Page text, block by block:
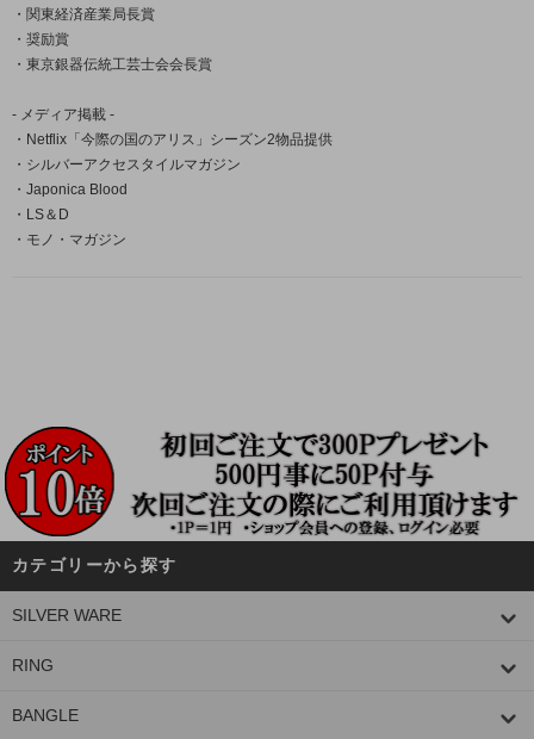
・関東経済産業局長賞
・奨励賞
・東京銀器伝統工芸士会会長賞
- メディア掲載 -
・Netflix「今際の国のアリス」シーズン2物品提供
・シルバーアクセスタイルマガジン
・Japonica Blood
・LS＆D
・モノ・マガジン
カテゴリーから探す
SILVER WARE
RING
BANGLE